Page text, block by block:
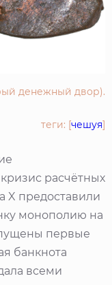
денежный двор).
теги: [чешуя]
расчётных
X предоставили
монополию на
первые
банкнота
всеми